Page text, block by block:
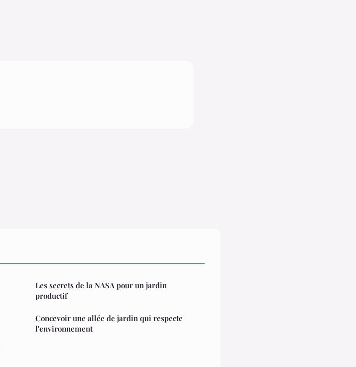
Les secrets de la NASA pour un jardin
productif
Concevoir une allée de jardin qui respecte
l'environnement